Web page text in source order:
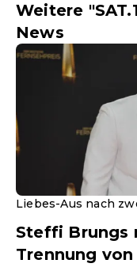
Weitere
News
Liebes-Aus nach
Steffi Brungs
Trennung